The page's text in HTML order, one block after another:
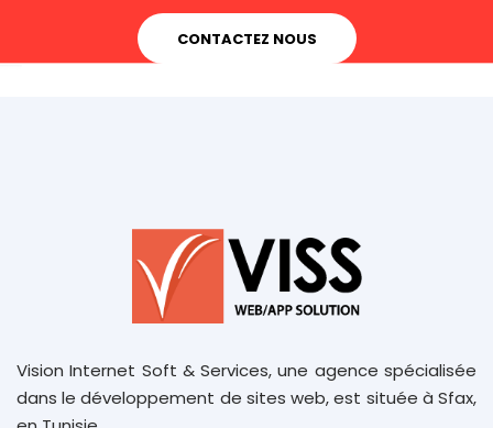
CONTACTEZ NOUS
Vision Internet Soft & Services, une agence spécialisée
dans le développement de sites web, est située à Sfax,